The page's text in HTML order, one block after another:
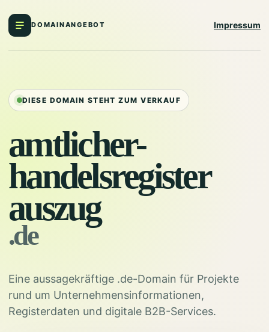
DOMAINANGEBOT Impressum
DIESE DOMAIN STEHT ZUM VERKAUF
amtlicher-
handelsregister
auszug
.de
Eine aussagekräftige .de-Domain für Projekte
rund um Unternehmensinformationen,
Registerdaten und digitale B2B-Services.